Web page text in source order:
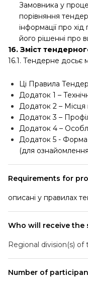
Замовника у
порівняння
інформації про
його рішенні про
16. Зміст
16.1. Тендерне досьє
Ці Правила
Додаток 1 –
Додаток 2 – Місця
Додаток 3 –
Додаток 4 –
Додаток 5 - Форма
(для
Requirements for
описані у правилах
Who will receive the
Regional division(s)
Number of